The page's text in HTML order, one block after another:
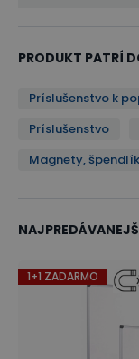
PRODUKT PATRÍ
Príslušenstvo k
Príslušenstvo
Magnety,
1+1 ZADARMO